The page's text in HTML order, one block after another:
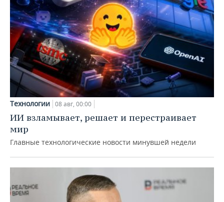
Технологии 08 авг, 00:00
ИИ взламывает, решает и перестраивает
мир
Главные технологические новости минувшей недели